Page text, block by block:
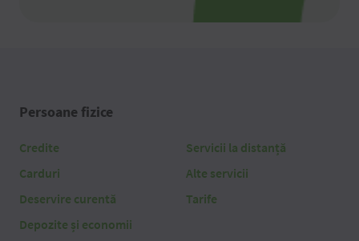
Persoane fizice
Credite
Carduri
Deservire curentă
Depozite și economii
Servicii la distanță
Alte servicii
Tarife